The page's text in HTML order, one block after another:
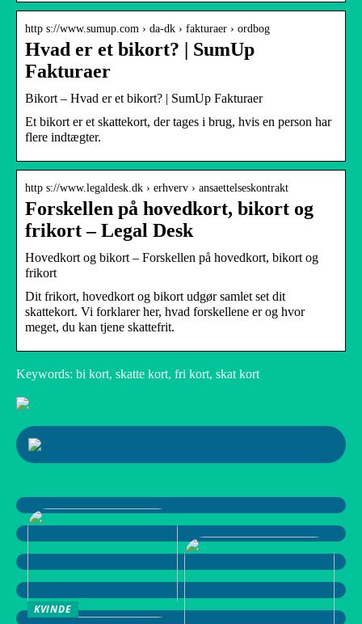
http s://www.sumup.com › da-dk › fakturaer › ordbog
Hvad er et bikort? | SumUp
Fakturaer
Bikort – Hvad er et bikort? | SumUp Fakturaer
Et bikort er et skattekort, der tages i brug, hvis en person har
flere indtægter.
http s://www.legaldesk.dk › erhverv › ansaettelseskontrakt
Forskellen på hovedkort, bikort og
frikort – Legal Desk
Hovedkort og bikort – Forskellen på hovedkort, bikort og
frikort
Dit frikort, hovedkort og bikort udgør samlet set dit
skattekort. Vi forklarer her, hvad forskellene er og hvor
meget, du kan tjene skattefrit.
Keywords: bi kort, skatte kort, fri kort, skat kort
KVINDE